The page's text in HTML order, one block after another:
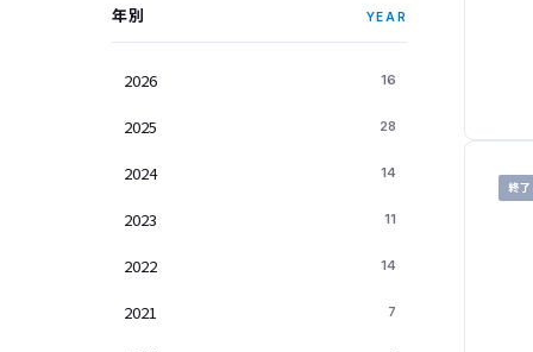
年別 YEAR
2026 16
2025 28
2024 14
2023 11
2022 14
2021 7
終了